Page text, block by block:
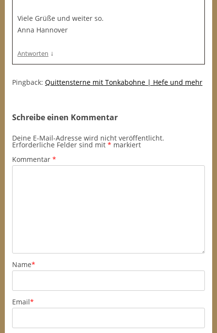
Viele Grüße und weiter so.
Anna Hannover
Antworten ↓
Pingback: Quittensterne mit Tonkabohne | Hefe und mehr
Schreibe einen Kommentar
Deine E-Mail-Adresse wird nicht veröffentlicht.
Erforderliche Felder sind mit * markiert
Kommentar *
Name*
Email*